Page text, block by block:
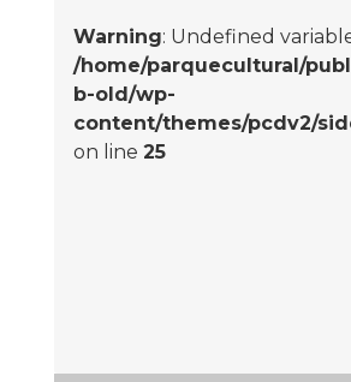
Warning: Undefined
/home/parquecultural/
b-old/wp-
content/themes/pcdv2/
on line 25